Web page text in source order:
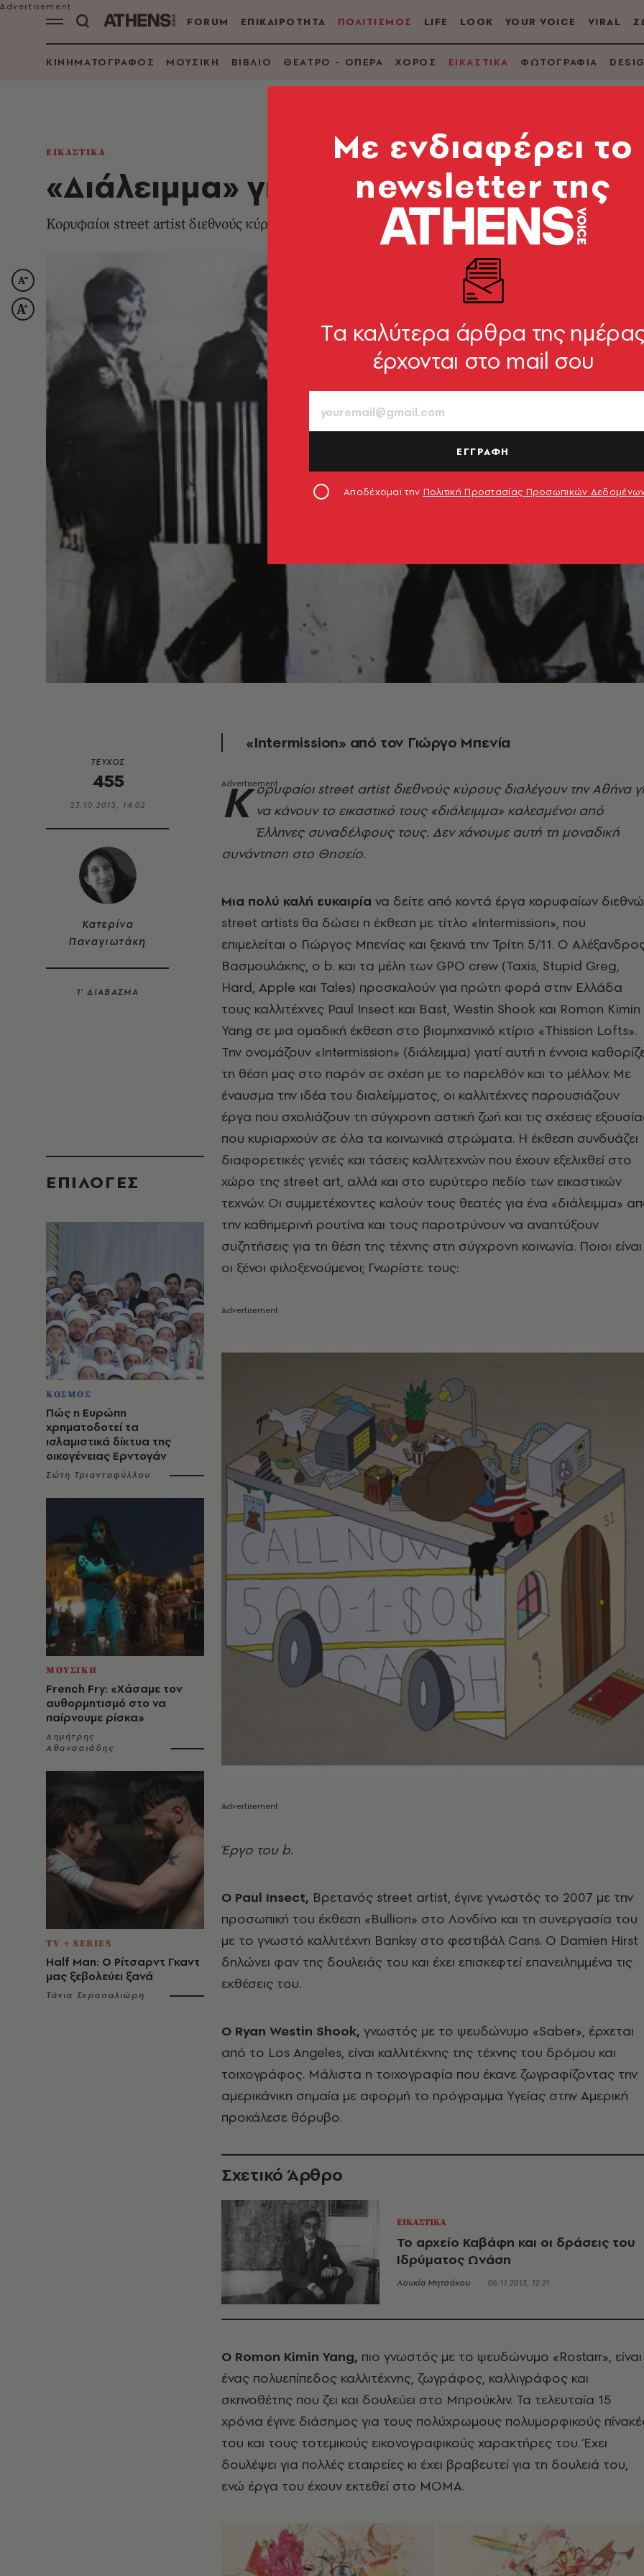
FORUM ΕΠΙΚΑΙΡΟΤΗΤΑ ΠΟΛΙΤΙΣΜΟΣ LIFE LOOK YOUR VOICE VIRAL
ΚΙΝΗΜΑΤΟΓΡΑΦΟΣ ΜΟΥΣΙΚΗ ΒΙΒΛΙΟ ΘΕΑΤΡΟ - ΟΠΕΡΑ ΧΟΡΟΣ ΕΙΚΑΣΤΙΚΑ ΦΩΤΟΓΡΑΦΙΑ
ΕΙΚΑΣΤΙΚΑ
«Διάλειμμα» για Street Art
Κορυφαίοι street artist διεθνούς κύρους διαλέγουν την Αθήνα για το εικαστικό τους «διάλειμμα»
ΤΕΥΧΟΣ
455
23.10.2013, 14:02
Κατερίνα
Παναγιωτάκη
1’ ΔΙΑΒΑΣΜΑ
EΠΙΛΟΓΈΣ
ΚΟΣΜΟΣ
Πώς η Ευρώπη
χρηματοδοτεί τα
ισλαμιστικά δίκτυα της
οικογένειας Ερντογάν
Σώτη Τριανταφύλλου
ΜΟΥΣΙΚΗ
French Fry: «Χάσαμε τον
αυθορμητισμό στο να
παίρνουμε ρίσκα»
Δημήτρης
Αθανασιάδης
TV + SERIES
Half Man: Ο Ρίτσαρντ Γκαντ
μας ξεβολεύει ξανά
Τάνια Σκραπαλιώρη
«Ιntermission» από τον Γιώργο Μπενία
Κ ορυφαίοι street artist διεθνούς κύρους διαλέγουν την Αθήνα
να κάνουν το εικαστικό τους «διάλειμμα» καλεσμένοι από
Έλληνες συναδέλφους τους. Δεν χάνουμε αυτή τη μοναδική
συνάντηση στο Θησείο.
Μια πολύ καλή ευκαιρία να δείτε από κοντά έργα κορυφαίων
street artists θα δώσει η έκθεση με τίτλο «Ιntermission», που
επιμελείται ο Γιώργος Μπενίας και ξεκινά την Τρίτη 5/11. Ο
Βασμουλάκης, ο b. και τα μέλη των GPO crew (Taxis, Stupid Greg,
Hard, Apple και Tales) προσκαλούν για πρώτη φορά στην Ελλάδα
τους καλλιτέχνες Paul Insect και Bast, Westin Shook και Romon Kimin
Yang σε μια ομαδική έκθεση στο βιομηχανικό κτίριο «Thission Lofts».
Την ονομάζουν «Intermission» (διάλειμμα) γιατί αυτή η έννοια
τη θέση μας στο παρόν σε σχέση με το παρελθόν και το μέλλον. Με
έναυσμα την ιδέα του διαλείμματος, οι καλλιτέχνες παρουσιάζουν
έργα που σχολιάζουν τη σύγχρονη αστική ζωή και τις σχέσεις
που κυριαρχούν σε όλα τα κοινωνικά στρώματα. Η έκθεση συνδυάζει
διαφορετικές γενιές και τάσεις καλλιτεχνών που έχουν εξελιχθεί στο
χώρο της street art, αλλά και στο ευρύτερο πεδίο των εικαστικών
τεχνών. Οι συμμετέχοντες καλούν τους θεατές για ένα «διάλειμμα»
την καθημερινή ρουτίνα και τους παροτρύνουν να αναπτύξουν
συζητήσεις για τη θέση της τέχνης στη σύγχρονη κοινωνία. Ποιοι είναι
οι ξένοι φιλοξενούμενοι; Γνωρίστε τους:
Έργο του b.
Ο Paul Insect, Βρετανός street artist, έγινε γνωστός το 2007 με την
προσωπική του έκθεση «Bullion» στο Λονδίνο και τη συνεργασία του
με το γνωστό καλλιτέχνη Banksy στο φεστιβάλ Cans. Ο Damien Hirst
δηλώνει φαν της δουλειάς του και έχει επισκεφτεί επανειλημμένα τις
εκθέσεις του.
O Ryan Westin Shook, γνωστός με το ψευδώνυμο «Saber», έρχεται
από το Los Angeles, είναι καλλιτέχνης της τέχνης του δρόμου και
τοιχογράφος. Μάλιστα η τοιχογραφία που έκανε ζωγραφίζοντας την
αμερικάνικη σημαία με αφορμή το πρόγραμμα Υγείας στην Αμερική
προκάλεσε θόρυβο.
Σχετικό Άρθρο
ΕΙΚΑΣΤΙΚΑ
Το αρχείο Καβάφη και οι δράσεις του
Ιδρύματος Ωνάση
Λουκία Μητσάκου 06.11.2013, 12:21
Ο Romon Kimin Yang, πιο γνωστός με το ψευδώνυμο «Rostarr», είναι
ένας πολυεπίπεδος καλλιτέχνης, ζωγράφος, καλλιγράφος και
σκηνοθέτης που ζει και δουλεύει στο Μπρούκλιν. Τα τελευταία 15
χρόνια έγινε διάσημος για τους πολύχρωμους πολυμορφικούς
του και τους τοτεμικούς εικονογραφικούς χαρακτήρες του. Έχει
δουλέψει για πολλές εταιρείες κι έχει βραβευτεί για τη δουλειά του,
ενώ έργα του έχουν εκτεθεί στο ΜΟΜΑ.
Mε ενδιαφέρει το
newsletter της
Tα καλύτερα άρθρα της
έρχονται στο mail σου
ΕΓΓΡΑΦΗ
Αποδέχομαι την Πολιτική Προστασίας Προσωπικών